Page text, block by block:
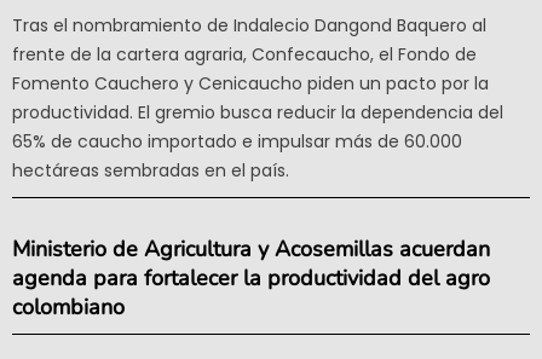
Tras el nombramiento de Indalecio Dangond Baquero al
frente de la cartera agraria, Confecaucho, el Fondo de
Fomento Cauchero y Cenicaucho piden un pacto por la
productividad. El gremio busca reducir la dependencia del
65% de caucho importado e impulsar más de 60.000
hectáreas sembradas en el país.
Ministerio de Agricultura y Acosemillas acuerdan
agenda para fortalecer la productividad del agro
colombiano